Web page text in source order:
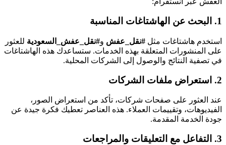
1. البحث عن الهاشتاغات المناسبة
استخدم هاشتاغات مثل #نقل_عفش و#نقل_عفش_السعودية للعثور
على المنشورات المتعلقة بهذه الخدمات. ستساعدك هذه الهاشتاغات
في تصفية النتائج والوصول إلى الشركات المحلية.
2. استعراض ملفات الشركات
عند العثور على صفحات شركات، تأكد من استعراض الصور،
الفيديوهات، وتقييمات العملاء. هذه العناصر تعطيك فكرة جيدة عن
جودة الخدمة المقدمة.
3. التفاعل مع التعليقات والمراجعات